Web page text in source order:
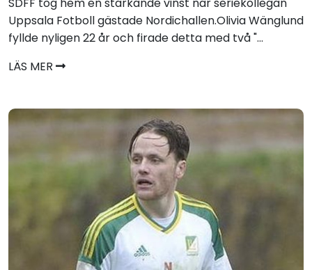
SDFF tog hem en stärkande vinst när seriekollegan
Uppsala Fotboll gästade Nordichallen.Olivia Wänglund
fyllde nyligen 22 år och firade detta med två "...
LÄS MER